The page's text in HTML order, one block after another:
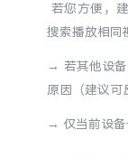
若您方便，
搜索播放相同
→ 若其他设
原因（建议可
→ 仅当前设备